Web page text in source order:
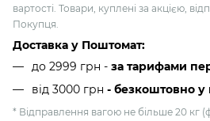
вартості. Товари, куплені за акцією,
Покупця.
Доставка у Поштомат:
до 2999 грн - за тарифами
від 3000 грн - безкоштовно у
* Відправлення вагою не більше 20 кг